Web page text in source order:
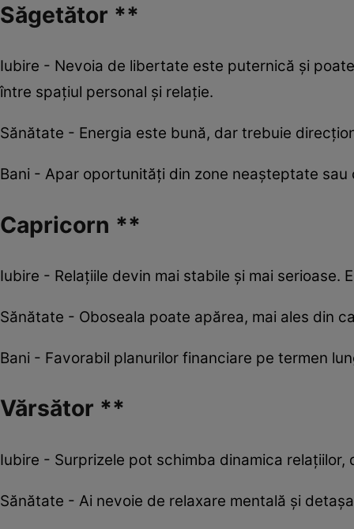
Săgetător **
Iubire - Nevoia de libertate este puternică și
între spațiul personal și relație.
Sănătate - Energia este bună, dar trebuie
Bani - Apar oportunități din zone neașteptate sau
Capricorn **
Iubire - Relațiile devin mai stabile și mai serioase.
Sănătate - Oboseala poate apărea, mai ales din
Bani - Favorabil planurilor financiare pe termen
Vărsător **
Iubire - Surprizele pot schimba dinamica
Sănătate - Ai nevoie de relaxare mentală și